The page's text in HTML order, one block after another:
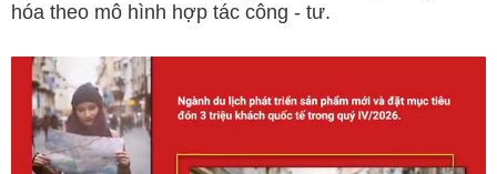
hóa theo mô hình hợp tác công - tư.